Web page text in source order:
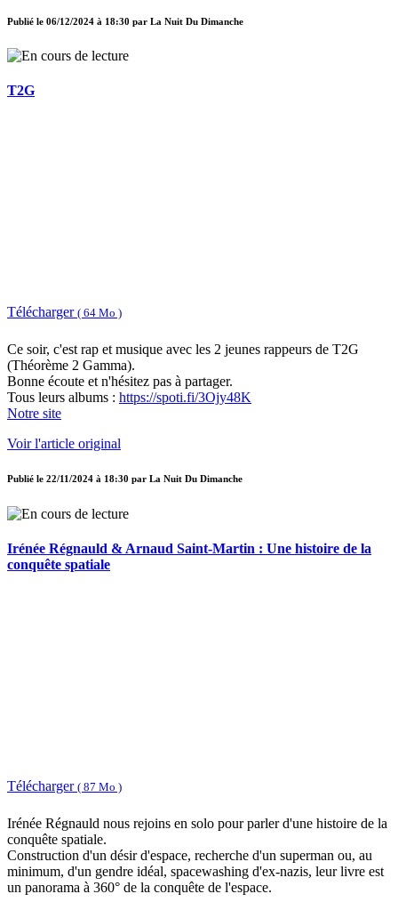
Publié le 06/12/2024 à 18:30 par La Nuit Du Dimanche
T2G
Télécharger ( 64 Mo )
Ce soir, c'est rap et musique avec les 2 jeunes rappeurs de T2G
(Théorème 2 Gamma).
Bonne écoute et n'hésitez pas à partager.
Tous leurs albums : https://spoti.fi/3Ojy48K
Notre site
Voir l'article original
Publié le 22/11/2024 à 18:30 par La Nuit Du Dimanche
Irénée Régnauld & Arnaud Saint-Martin : Une histoire de la
conquête spatiale
Télécharger ( 87 Mo )
Irénée Régnauld nous rejoins en solo pour parler d'une histoire de la
conquête spatiale.
Construction d'un désir d'espace, recherche d'un superman ou, au
minimum, d'un gendre idéal, spacewashing d'ex-nazis, leur livre est
un panorama à 360° de la conquête de l'espace.